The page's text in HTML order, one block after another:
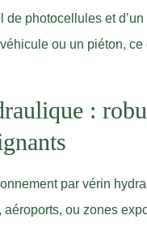
photocellules et
ou un piéton,
:
par vérin
ou zones